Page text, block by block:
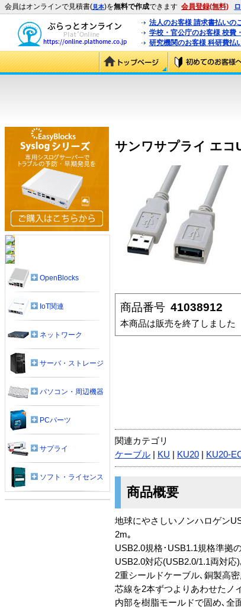
会員はオンラインで見積書(見本)を無料で作成できます 会員登録(無料)
法人のお客様 請求書払いの
学校・官公庁のお客様 校費
研究機関のお客様 科研費払
サンワサプライ エコ
商品番号 41038912
本商品は販売を終了しました
関連カテゴリ
ケーブル
KU KU20 KU20-
商品概要
地球にやさしいノンハロゲン
2m｡
USB2.0規格･USB1.1規格準拠
USB2.0対応(USB2.0/1.1両対応)
2重シールドケーブル､銅製高
芯線を2本ずつよりあわせたノ
内部を樹脂モールドで固め､全
OpenBlocks
IoT関連
ネットワーク
サーバ・ストレージ
パソコン・周辺機器
PCパーツ
サプライ
ソフト・ライセンス